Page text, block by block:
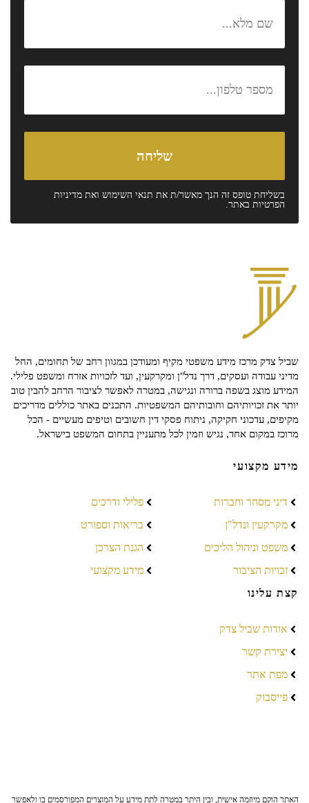
בשליחת טופס זה הנך מאשר/ת את תנאי השימוש ואת מדיניות
הפרטיות באתר.
שביל צדק מרכז מידע משפטי מקיף ומעודכן במגוון רחב של תחומים, החל
מדיני עבודה ועסקים, דרך נדל"ן ומקרקעין, ועד לזכויות אזרח ומשפט פלילי.
המידע מוצג בשפה ברורה ונגישה, במטרה לאפשר לציבור הרחב להבין טוב
יותר את זכויותיהם וחובותיהם המשפטיות. התכנים באתר כוללים מדריכים
מקיפים, עדכוני חקיקה, ניתוח פסקי דין חשובים וטיפים מעשיים - הכל
מרוכז במקום אחד, נגיש וזמין לכל מתעניין בתחום המשפט בישראל.
מידע מקצועי
דיני מסחר וחברות
מקרקעין ונדל"ן
משפט וניהול הליכים
זכויות הציבור
פלילי ודרכים
בריאות וספורט
הגנת הצרכן
מידע מקצועי
קצת עלינו
אודות שביל צדק
יצירת קשר
מפת אתר
פייסבוק
האתר הוקם מיוזמה אישית, ובין היתר במטרה לתת מידע על המוצרים המפורסמים בו ולאפשר